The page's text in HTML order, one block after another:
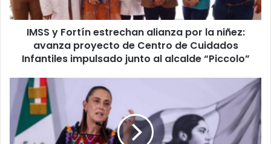
niñez:
avanza
proyecto
Centro
Cuidados
Infantiles
impulsado
junto
IMSS y Fortín estrechan alianza por la niñez:
avanza proyecto de Centro de Cuidados
Infantiles impulsado junto al alcalde “Piccolo”
Sheinbaum
rechaza
nexos
con
el